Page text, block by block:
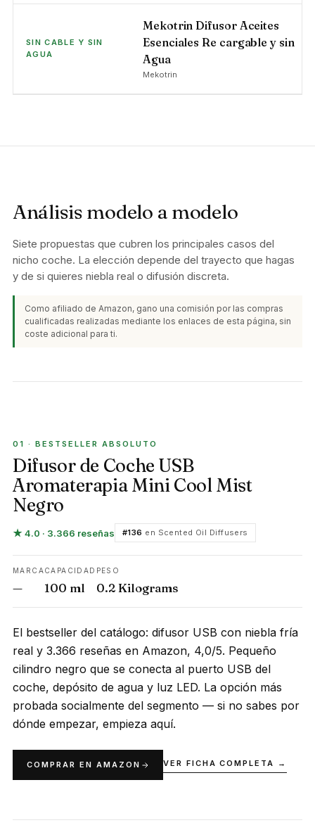
SIN CABLE Y SIN
AGUA
Mekotrin Difusor Aceites
Esenciales Re cargable y sin
Agua
Mekotrin
Análisis modelo a modelo
Siete propuestas que cubren los principales casos del
nicho coche. La elección depende del trayecto que hagas
y de si quieres niebla real o difusión discreta.
Como afiliado de Amazon, gano una comisión por las compras
cualificadas realizadas mediante los enlaces de esta página, sin
coste adicional para ti.
01 · BESTSELLER ABSOLUTO
Difusor de Coche USB
Aromaterapia Mini Cool Mist
Negro
★ 4.0 · 3.366 reseñas #136 en Scented Oil Diffusers
MARCA
—
CAPACIDAD
100 ml
PESO
0.2 Kilograms
El bestseller del catálogo: difusor USB con niebla fría
real y 3.366 reseñas en Amazon, 4,0/5. Pequeño
cilindro negro que se conecta al puerto USB del
coche, depósito de agua y luz LED. La opción más
probada socialmente del segmento — si no sabes por
dónde empezar, empieza aquí.
COMPRAR EN AMAZON VER FICHA COMPLETA →